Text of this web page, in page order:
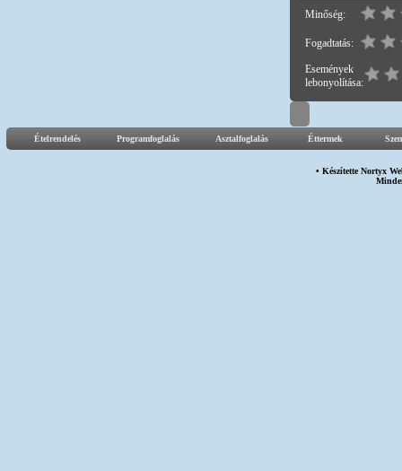
Minőség:
Fogadtatás:
Események
lebonyolítása:
Ételrendelés Programfoglalás Asztalfoglalás Éttermek
• KészítetteNortyx